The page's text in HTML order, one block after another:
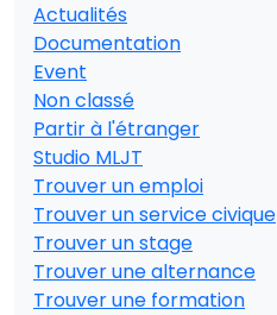
Actualités
Documentation
Event
Non classé
Partir à l'étranger
Studio MLJT
Trouver un emploi
Trouver un service civique
Trouver un stage
Trouver une alternance
Trouver une formation